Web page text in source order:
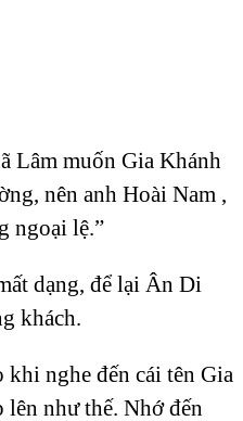
Lâm muốn Gia Khánh
nên anh Hoài Nam ,
ngoại lệ.”
dạng, để lại Ân Di
khách.
nghe đến cái tên Gia
như thế. Nhớ đến